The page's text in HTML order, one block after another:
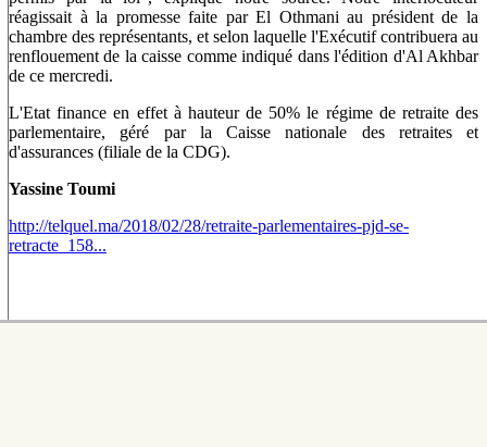
réagissait à la promesse faite par El Othmani au président de la
chambre des représentants, et selon laquelle l'Exécutif contribuera au
renflouement de la caisse comme indiqué dans l'édition d'Al Akhbar
de ce mercredi.
L'Etat finance en effet à hauteur de 50% le régime de retraite des
parlementaire, géré par la Caisse nationale des retraites et
d'assurances (filiale de la CDG).
Yassine Toumi
http://telquel.ma/2018/02/28/retraite-parlementaires-pjd-se-
retracte_158...